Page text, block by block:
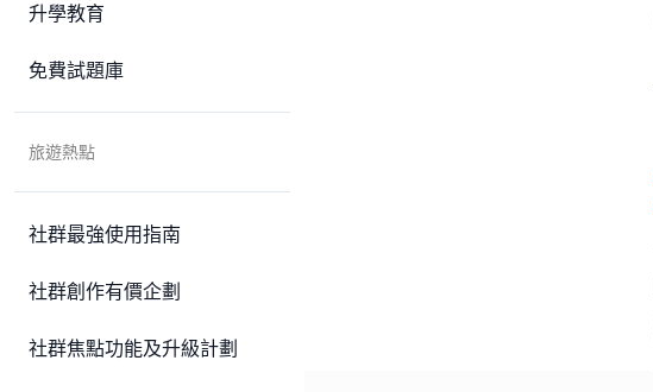
升學教育
免費試題庫
旅遊熱點
社群最強使用指南
社群創作有價企劃
社群焦點功能及升級計劃